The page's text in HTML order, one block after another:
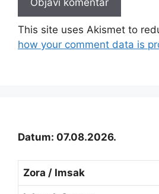
This site uses Akismet to
how your comment data is
Datum: 07.08.2026.
Zora / Imsak